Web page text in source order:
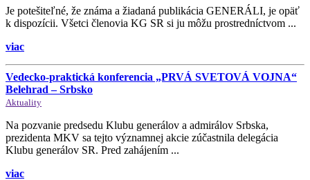
Je potešiteľné, že známa a žiadaná publikácia GENERÁLI, je opäť
k dispozícii. Všetci členovia KG SR si ju môžu prostredníctvom ...
viac
Vedecko-praktická konferencia „PRVÁ SVETOVÁ VOJNA“
Belehrad – Srbsko
Aktuality
Na pozvanie predsedu Klubu generálov a admirálov Srbska,
prezidenta MKV sa tejto významnej akcie zúčastnila delegácia
Klubu generálov SR. Pred zahájením ...
viac